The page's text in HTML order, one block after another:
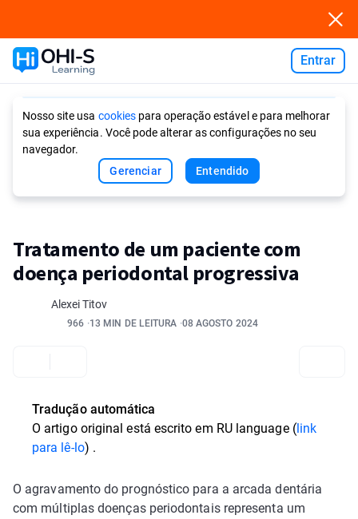
Entrar
Nosso site usa cookiespara operação estável e para melhorar
sua experiência. Você pode alterar as configurações no seu
navegador.
Gerenciar
Entendido
Tratamento de um paciente com
doença periodontal progressiva
Alexei Titov
966 13 MIN DE LEITURA 08 AGOSTO 2024
Tradução automática
O artigo original está escrito em RU language (link
para lê-lo) .
O agravamento do prognóstico para a arcada dentária
com múltiplas doenças periodontais representa um